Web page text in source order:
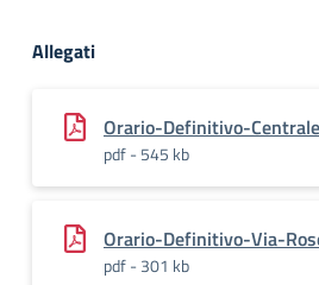
Allegati
Orario-Definitivo-Centrale
pdf - 545 kb
Orario-Definitivo-Via-
pdf - 301 kb